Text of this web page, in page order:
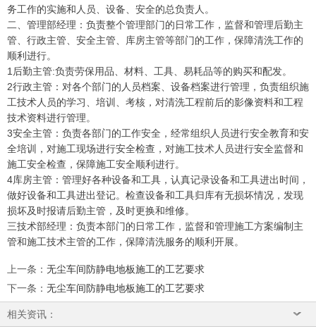
务工作的实施和人员、设备、安全的总负责人。
二、管理部经理：负责整个管理部门的日常工作，监督和管理后勤主
管、行政主管、安全主管、库房主管等部门的工作，保障清洗工作的
顺利进行。
1后勤主管:负责劳保用品、材料、工具、易耗品等的购买和配发。
2行政主管：对各个部门的人员档案、设备档案进行管理，负责组织施
工技术人员的学习、培训、考核，对清洗工程前后的影像资料和工程
技术资料进行管理。
3安全主管：负责各部门的工作安全，经常组织人员进行安全教育和安
全培训，对施工现场进行安全检查，对施工技术人员进行安全监督和
施工安全检查，保障施工安全顺利进行。
4库房主管：管理好各种设备和工具，认真记录设备和工具进出时间，
做好设备和工具进出登记。检查设备和工具归库有无损坏情况，发现
损坏及时报请后勤主管，及时更换和维修。
三技术部经理：负责本部门的日常工作，监督和管理施工方案编制主
管和施工技术主管的工作，保障清洗服务的顺利开展。
上一条 ： 无尘车间防静电地板施工的工艺要求
下一条 ： 无尘车间防静电地板施工的工艺要求
相关资讯：